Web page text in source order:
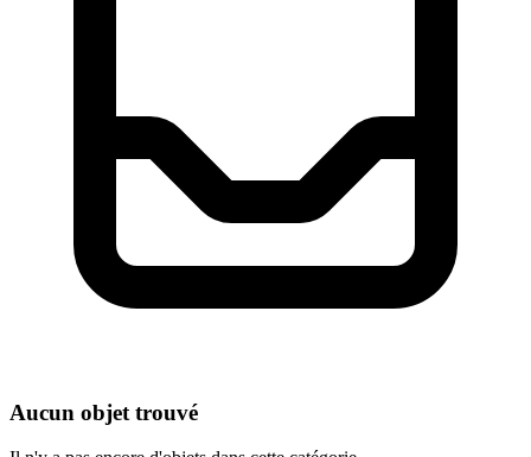
Aucun objet trouvé